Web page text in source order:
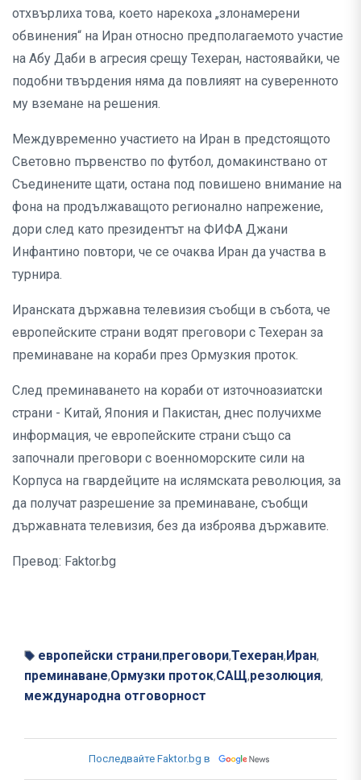
отхвърлиха това, което нарекоха „злонамерени
обвинения“ на Иран относно предполагаемото участие
на Абу Даби в агресия срещу Техеран, настоявайки, че
подобни твърдения няма да повлияят на суверенното
му вземане на решения.
Междувременно участието на Иран в предстоящото
Световно първенство по футбол, домакинствано от
Съединените щати, остана под повишено внимание на
фона на продължаващото регионално напрежение,
дори след като президентът на ФИФА Джани
Инфантино повтори, че се очаква Иран да участва в
турнира.
Иранската държавна телевизия съобщи в събота, че
европейските страни водят преговори с Техеран за
преминаване на кораби през Ормузкия проток.
След преминаването на кораби от източноазиатски
страни - Китай, Япония и Пакистан, днес получихме
информация, че европейските страни също са
започнали преговори с военноморските сили на
Корпуса на гвардейците на ислямската революция, за
да получат разрешение за преминаване, съобщи
държавната телевизия, без да изброява държавите.
Превод: Faktor.bg
европейски страни,преговори,Техеран, Иран,
преминаване,Ормузки проток,САЩ,резолюция,
международна отговорност
Последвайте Faktor.bg в